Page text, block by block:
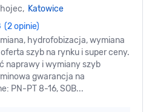
Katowice
(2 opinie)
hydrofobizacja, wymiana
szyb na rynku i super ceny.
naprawy i wymiany szyb
gwarancja na
PN-PT 8-16, SOB...